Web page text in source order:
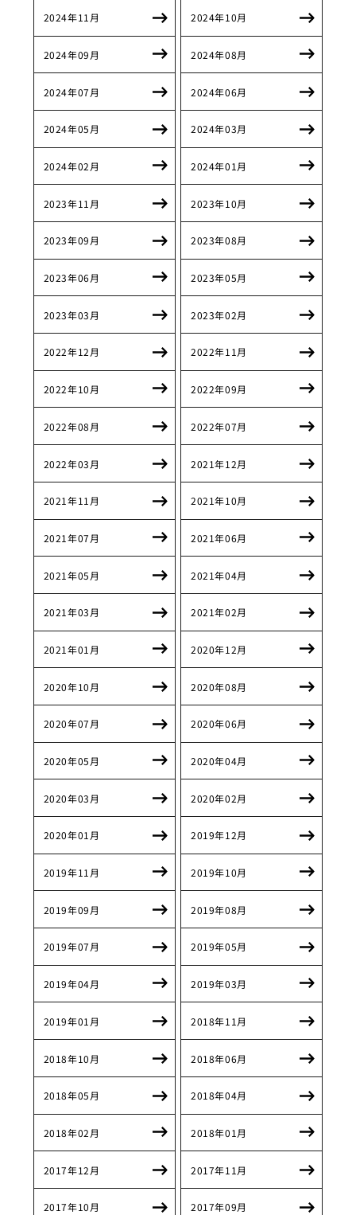
2024年11月 2024年10月
2024年09月 2024年08月
2024年07月 2024年06月
2024年05月 2024年03月
2024年02月 2024年01月
2023年11月 2023年10月
2023年09月 2023年08月
2023年06月 2023年05月
2023年03月 2023年02月
2022年12月 2022年11月
2022年10月 2022年09月
2022年08月 2022年07月
2022年03月 2021年12月
2021年11月 2021年10月
2021年07月 2021年06月
2021年05月 2021年04月
2021年03月 2021年02月
2021年01月 2020年12月
2020年10月 2020年08月
2020年07月 2020年06月
2020年05月 2020年04月
2020年03月 2020年02月
2020年01月 2019年12月
2019年11月 2019年10月
2019年09月 2019年08月
2019年07月 2019年05月
2019年04月 2019年03月
2019年01月 2018年11月
2018年10月 2018年06月
2018年05月 2018年04月
2018年02月 2018年01月
2017年12月 2017年11月
2017年10月 2017年09月